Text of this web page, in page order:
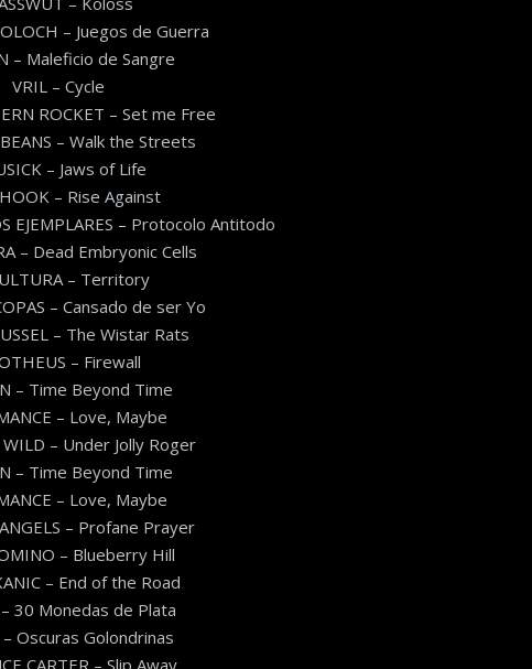
– Juegos de Guerra
– Maleficio de Sangre
VRIL – Cycle
ROCKET – Set me Free
– Walk the Streets
– Jaws of Life
– Rise Against
EJEMPLARES – Protocolo Antitodo
– Dead Embryonic Cells
– Territory
– Cansado de ser Yo
– The Wistar Rats
– Firewall
– Time Beyond Time
– Love, Maybe
– Under Jolly Roger
– Time Beyond Time
– Love, Maybe
– Profane Prayer
– Blueberry Hill
– End of the Road
30 Monedas de Plata
– Oscuras Golondrinas